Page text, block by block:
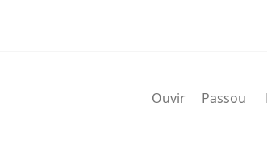
Ouvir Passou